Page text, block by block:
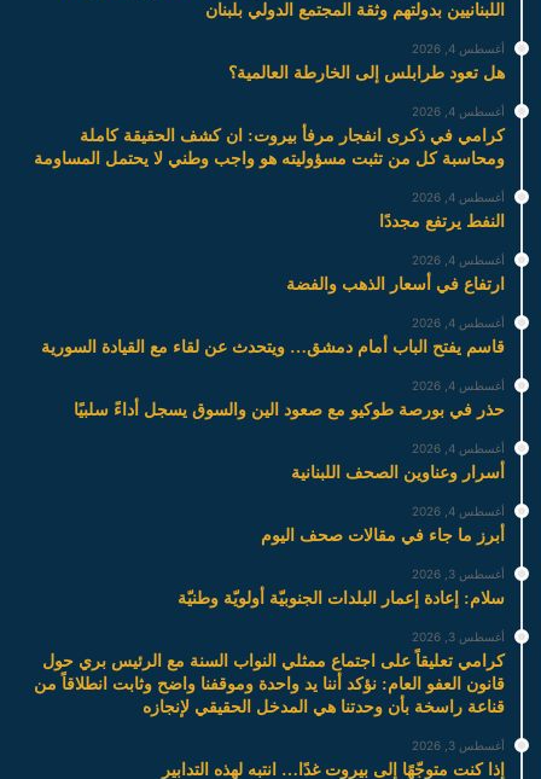
اللبنانيين بدولتهم وثقة المجتمع الدولي بلبنان
أغسطس 4, 2026
هل تعود طرابلس إلى الخارطة العالمية؟
أغسطس 4, 2026
كرامي في ذكرى انفجار مرفأ بيروت: ان كشف الحقيقة كاملة
ومحاسبة كل من تثبت مسؤوليته هو واجب وطني لا يحتمل المساومة
أغسطس 4, 2026
النفط يرتفع مجددًا
أغسطس 4, 2026
ارتفاع في أسعار الذهب والفضة
أغسطس 4, 2026
قاسم يفتح الباب أمام دمشق… ويتحدث عن لقاء مع القيادة السورية
أغسطس 4, 2026
حذر في بورصة طوكيو مع صعود الين والسوق يسجل أداءً سلبيًا
أغسطس 4, 2026
أسرار وعناوين الصحف اللبنانية
أغسطس 4, 2026
أبرز ما جاء في مقالات صحف اليوم
أغسطس 3, 2026
سلام: إعادة إعمار البلدات الجنوبيّة أولويّة وطنيّة
أغسطس 3, 2026
كرامي تعليقاً على اجتماع ممثلي النواب السنة مع الرئيس بري حول
قانون العفو العام: نؤكد أننا يد واحدة وموقفنا واضح وثابت انطلاقاً من
قناعة راسخة بأن وحدتنا هي المدخل الحقيقي لإنجازه
أغسطس 3, 2026
إذا كنت متوجّهًا إلى بيروت غدًا… انتبه لهذه التدابير